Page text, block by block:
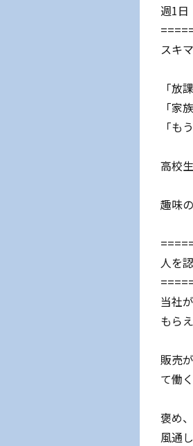
週1日
スキ
「放
「家
「も
高校
趣味
人を
当社
もら
販売
て働
褒め
風通